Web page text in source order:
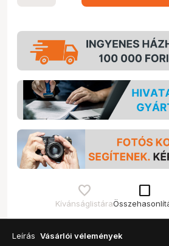
Kívánságlistára
check_box_outline_blank
Leírás Vásárlói vélemények